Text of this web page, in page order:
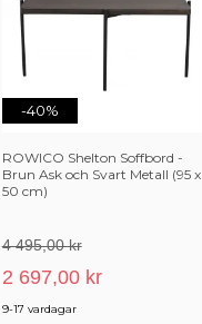
-40%
ROWICO Shelton Soffbord -
Brun Ask och Svart Metall (95 x
50 cm)
4 495,00 kr
2 697,00 kr
9-17 vardagar